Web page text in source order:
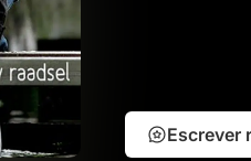
Escrever